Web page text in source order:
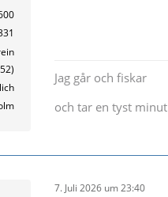
Jag går och fiskar
och tar en tyst minut
7. Juli 2026 um 23:40